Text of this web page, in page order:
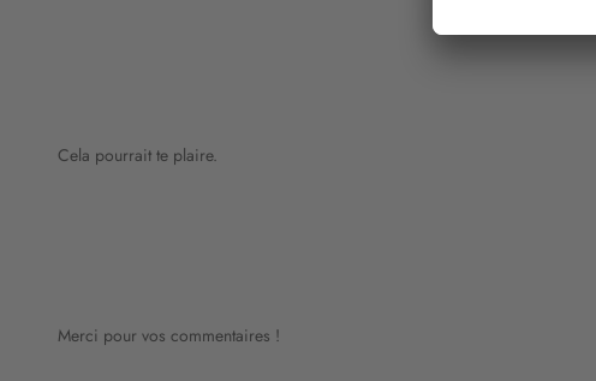
Cela pourrait te plaire.
Merci pour vos commentaires !